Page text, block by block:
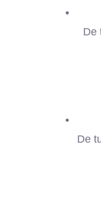
De
De